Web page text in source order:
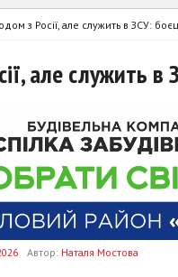
з Росії, але служить в ЗСУ:
але служить в
Автор: Наталя Мостова